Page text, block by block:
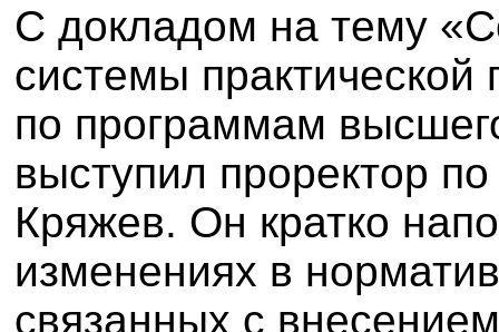
С докладом на тему
системы практической
по программам
выступил проректор
Кряжев. Он кратко
изменениях в
связанных с